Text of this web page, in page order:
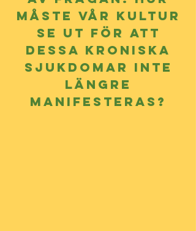
måste vår kultur
se ut för att
dessa kroniska
sjukdomar inte
längre
manifesteras?